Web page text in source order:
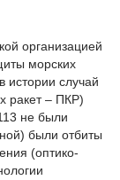
организацией
морских
истории случай
ракет – ПКР)
не были
были отбиты
(оптико-